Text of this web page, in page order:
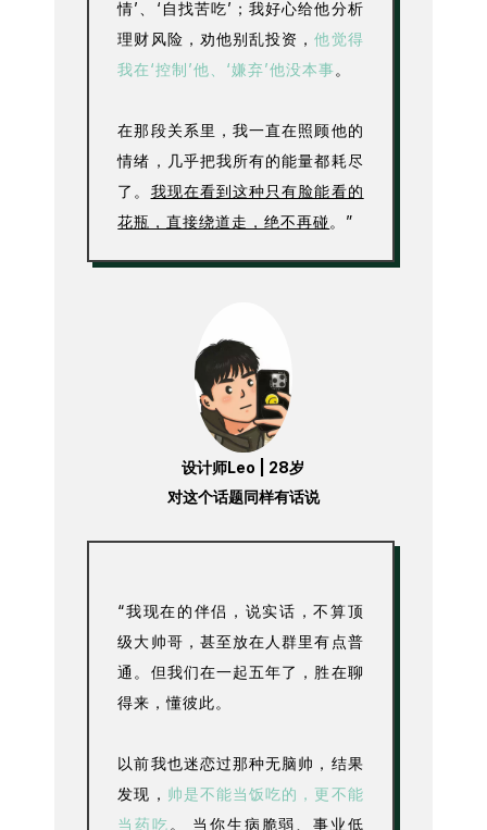
情’、‘自找苦吃’；我好心给他分析
理财风险，劝他别乱投资，他觉得
我在‘控制’他、‘嫌弃’他没本事。
在那段关系里，我一直在照顾他的
情绪，几乎把我所有的能量都耗尽
了。 我现在看到这种只有脸能看的
花瓶，直接绕道走，绝不再碰。”
设计师Leo | 28岁
对这个话题同样有话说
“我现在的伴侣，说实话，不算顶
级大帅哥，甚至放在人群里有点普
通。但我们在一起五年了，胜在聊
得来，懂彼此。
以前我也迷恋过那种无脑帅，结果
发现， 帅是不能当饭吃的，更不能
当药吃 。 当你生病脆弱、事业低